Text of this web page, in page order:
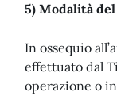
5) Modalità
In ossequio
effettuato dal
operazione o